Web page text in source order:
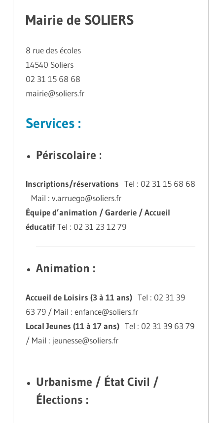
Mairie de SOLIERS
8 rue des écoles
14540 Soliers
02 31 15 68 68
mairie@soliers.fr
Services :
Périscolaire :
Inscriptions/réservations Tel : 02 31 15 68 68
Mail : v.arruego@soliers.fr
Équipe d’animation / Garderie / Accueil
éducatifTel : 02 31 23 12 79
Animation :
Accueil de Loisirs (3 à 11 ans) Tel : 02 31 39
63 79 / Mail : enfance@soliers.fr
Local Jeunes (11 à 17 ans) Tel : 02 31 39 63 79
/ Mail : jeunesse@soliers.fr
Urbanisme / État Civil /
Élections :